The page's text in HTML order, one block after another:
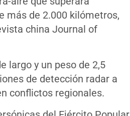
más de 2.000 kilómetros,
china Journal of
largo y un peso de 2,5
de detección radar a
conflictos regionales.